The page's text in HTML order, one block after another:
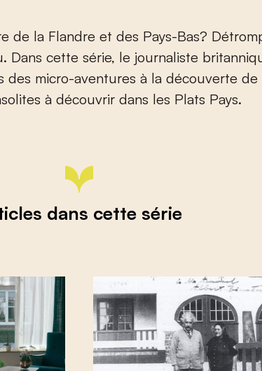
de la Flandre et des Pays-Bas?
Dans cette série, le journaliste
des micro-aventures à la découverte de
à découvrir dans les Plats Pays.
dans cette série